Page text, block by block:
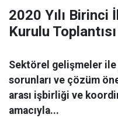
2020 Yılı Birinci
Kurulu Toplantısı
Sektörel gelişmeler ile
sorunları ve çözüm
arası işbirliği ve
amacıyla...